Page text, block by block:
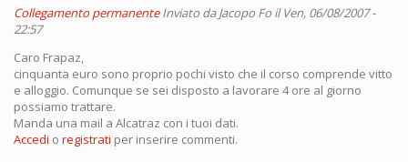
Collegamento permanente Inviato daJacopo Fo il Ven, 06/08/2007 -
22:57
Caro Frapaz,
cinquanta euro sono proprio pochi visto che il corso comprende vitto
e alloggio. Comunque se sei disposto a lavorare 4 ore al giorno
possiamo trattare.
Manda una mail a Alcatraz con i tuoi dati.
Accedi o registrati per inserire commenti.